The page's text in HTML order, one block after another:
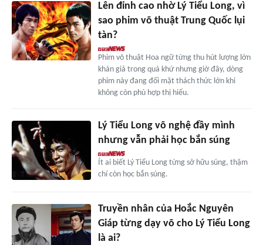
Lên đỉnh cao nhờ Lý Tiểu Long, vì
sao phim võ thuật Trung Quốc lụi
tàn?
Phim võ thuật Hoa ngữ từng thu hút lượng lớn
khán giả trong quá khứ nhưng giờ đây, dòng
phim này đang đối mặt thách thức lớn khi
không còn phù hợp thị hiếu.
Lý Tiểu Long võ nghệ đầy mình
nhưng vẫn phải học bắn súng
Ít ai biết Lý Tiểu Long từng sở hữu súng, thậm
chí còn học bắn súng.
Truyền nhân của Hoắc Nguyên
Giáp từng dạy võ cho Lý Tiểu Long
là ai?